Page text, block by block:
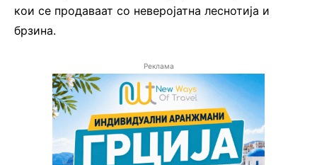
кои се продаваат со неверојатна леснотија и
брзина.
Реклама